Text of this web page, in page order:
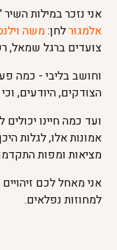
אני נזכר במילות
אלמגורלחן:משה
צועדים ברגל שמאל,
וחושב בליבי - כמה
הצודקים, היודעים,
ועד כמה חיינו
אמונות אלו, לגלות
מציאות ומפות
אני מאחל לכם
למחוזות נפלאים.